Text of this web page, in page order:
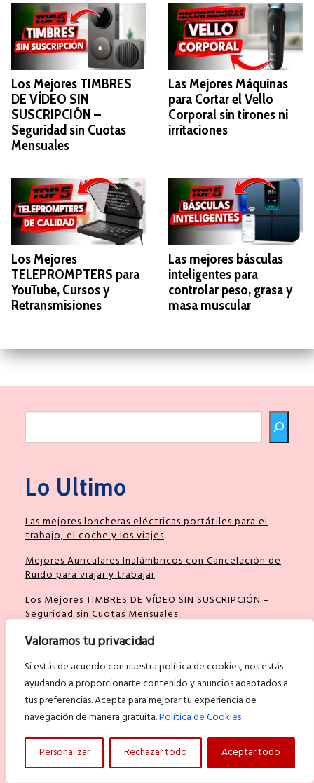
Valoramos tu privacidad
Si estás de acuerdo con nuestra política de cookies, nos estás
ayudando a proporcionarte contenido y anuncios adaptados a
tus preferencias. Acepta para mejorar tu experiencia de
navegación de manera gratuita.Política de Cookies
Personalizar Rechazar todo Aceptar todo
Los Mejores TIMBRES
DE VÍDEO SIN
SUSCRIPCIÓN –
Seguridad sin Cuotas
Mensuales
Las Mejores Máquinas
para Cortar el Vello
Corporal sin tirones ni
irritaciones
Los Mejores
TELEPROMPTERS para
YouTube, Cursos y
Retransmisiones
Las mejores básculas
inteligentes para
controlar peso, grasa y
masa muscular
Lo Ultimo
Las mejores loncheras eléctricas portátiles para el
trabajo, el coche y los viajes
Mejores Auriculares Inalámbricos con Cancelación de
Ruido para viajar y trabajar
Los Mejores TIMBRES DE VÍDEO SIN SUSCRIPCIÓN –
Seguridad sin Cuotas Mensuales
Categorias
Bricolaje y Construcción